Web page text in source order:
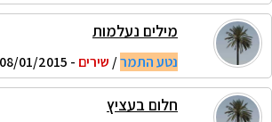
מילים נעלמות
נטע התמר/שירים - 08/01/2015 14:55
חלום בעציץ